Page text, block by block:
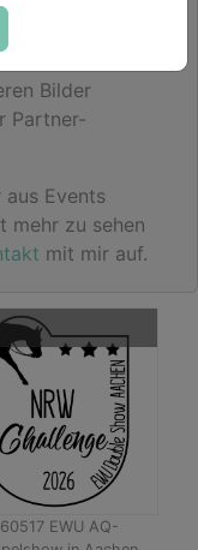
den
Bilder
Partner-
aus Events
mehr zu sehen
mit mir auf.
EWU AQ-